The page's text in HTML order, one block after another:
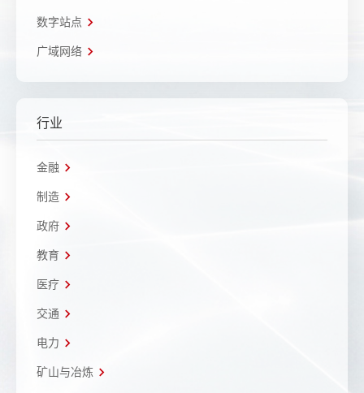
数字站点
广域网络
行业
金融
制造
政府
教育
医疗
交通
电力
矿山与冶炼